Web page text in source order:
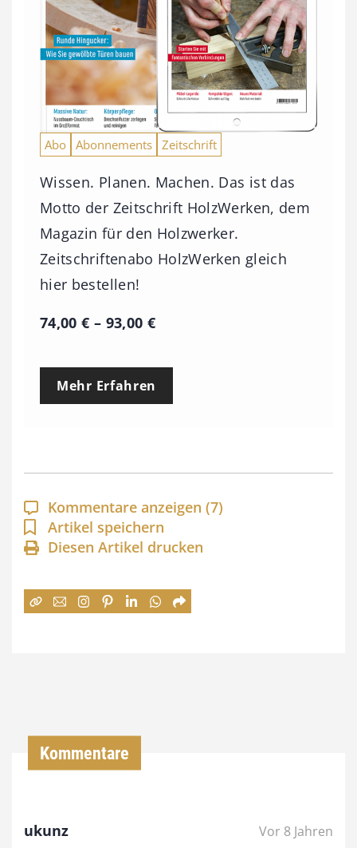
Abo Abonnements Zeitschrift
Wissen. Planen. Machen. Das ist das
Motto der Zeitschrift HolzWerken, dem
Magazin für den Holzwerker.
Zeitschriftenabo HolzWerken gleich
hier bestellen!
74,00€ – 93,00 €P
e
p
a
n
n
:
Mehr Erfahren
Kommentare anzeigen (7)
Artikel speichern
Diesen Artikel drucken
Kommentare
ukunz Vor 8 Jahren